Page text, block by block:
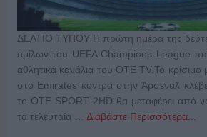
ΔΕΛΤΙΟ ΤΥΠΟΥ Η πρώτη ημέρα της
ομίλων του UEFA Champions League
αθλητικά κανάλια του OTE TV.Το
στο Emirates κόντρα στην Άρσεναλ
το OTE SPORT 2HD θα μεταφέρει από
τα τελευταία … Διαβάστε Περισσότερα...